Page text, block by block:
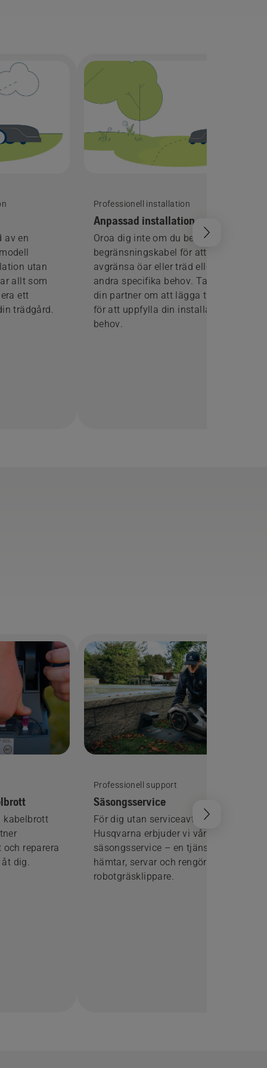
av en
utan
allt som
ett
trädgård.
Professionell installation
Anpassad installation
Oroa dig inte om du behöver mer
begränsningskabel för att
avgränsa öar eller träd eller har
andra specifika behov. Tala med
din partner om att lägga till mer
för att uppfylla din installations
behov.
kabelbrott
reparera
dig.
Professionell support
Säsongsservice
För dig utan serviceavtal med
Husqvarna erbjuder vi vår
säsongsservice – en tjänst där vi
hämtar, servar och rengör din
robotgräsklippare.